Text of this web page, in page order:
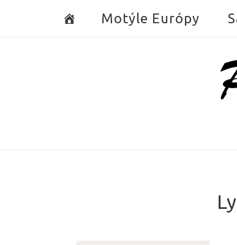
Motýle Európy
Home